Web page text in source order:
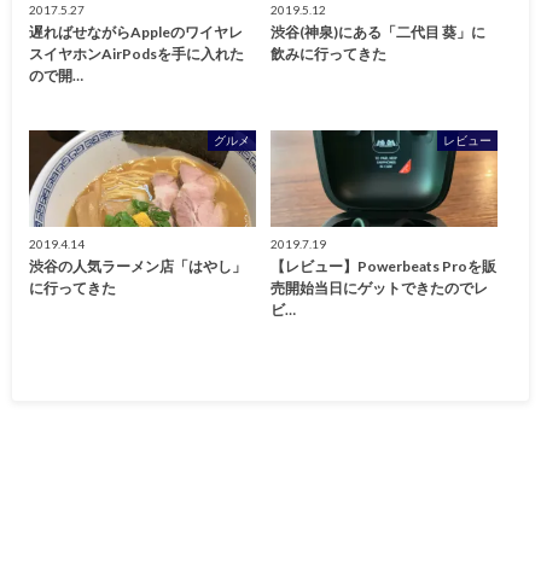
2017.5.27
遅ればせながらAppleのワイヤレ
スイヤホンAirPodsを手に入れた
ので開…
2019.5.12
渋谷(神泉)にある「二代目 葵」に
飲みに行ってきた
グルメ
2019.4.14
渋谷の人気ラーメン店「はやし」
に行ってきた
レビュー
2019.7.19
【レビュー】Powerbeats Proを販
売開始当日にゲットできたのでレ
ビ…